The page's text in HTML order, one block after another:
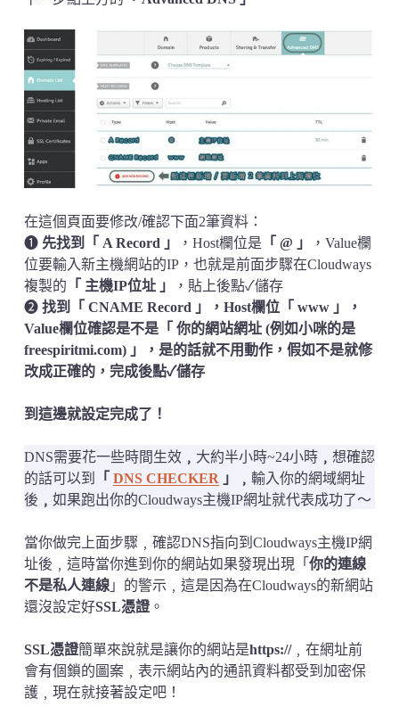
在這個頁面要修改/確認下面2筆資料：
➊ 先找到「 A Record 」 ，Host欄位是 「 @ 」
，Value欄
位要輸入新主機網站的IP，也就是前面步驟在Cloudways
複製的 「 主機IP位址 」
，貼上後點✓儲存
➋ 找到「 CNAME Record 」 ，Host欄位「 www 」
，
Value欄位確認是不是「 你的網站網址 (例如小咪的是
freespiritmi.com) 」
，是的話就不用動作，假如不是就修
改成正確的，完成後點✓儲存
到這邊就設定完成了！
DNS需要花一些時間生效﹐ 大約半小時~24小時﹐ 想確認
的話可以到
「 DNS CHECKER 」 ﹐ 輸入你的網域網址
後 ﹐ 如果跑出你的Cloudways主機IP網址就代表成功了～
當你做完上面步驟﹐確認DNS指向到Cloudways主機IP網
址後﹐這時當你進到你的網站如果發現出現「 你的連線
不是私人連線」的警示﹐這是因為在Cloudways的新網站
還沒設定好SSL憑證。
SSL憑證簡單來說就是讓你的網站是https://﹐在網址前
會有個鎖的圖案﹐表示網站內的通訊資料都受到加密保
護﹐現在就接著設定吧！